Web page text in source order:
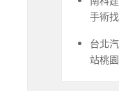
手術
台北
站桃